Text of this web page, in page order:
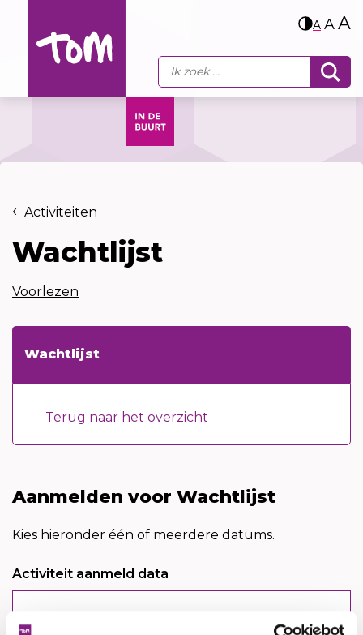
A AA
Activiteiten
Wachtlijst
Voorlezen
Wachtlijst
Terug naar het overzicht
Aanmelden voor Wachtlijst
Leave
field
blank
Kies hieronder één of meerdere datums.
Activiteit aanmeld data